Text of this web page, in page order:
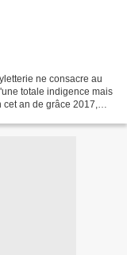
ne consacre au
totale indigence mais
an de grâce 2017,